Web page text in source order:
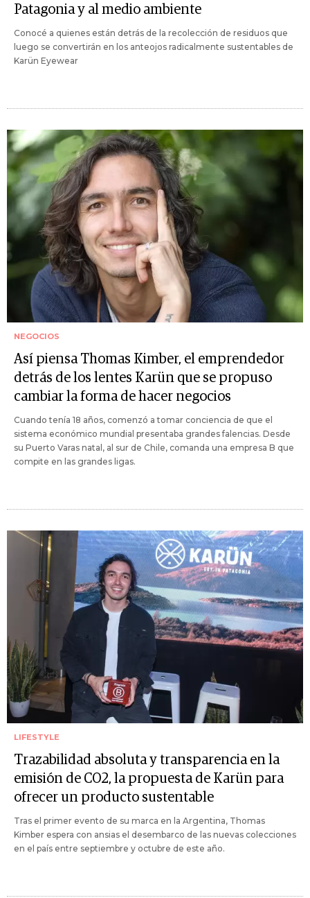
Patagonia y al medio ambiente
Conocé a quienes están detrás de la recolección de residuos que
luego se convertirán en los anteojos radicalmente sustentables de
Karün Eyewear
NEGOCIOS
Así piensa Thomas Kimber, el emprendedor
detrás de los lentes Karün que se propuso
cambiar la forma de hacer negocios
Cuando tenía 18 años, comenzó a tomar conciencia de que el
sistema económico mundial presentaba grandes falencias. Desde
su Puerto Varas natal, al sur de Chile, comanda una empresa B que
compite en las grandes ligas.
LIFESTYLE
Trazabilidad absoluta y transparencia en la
emisión de CO2, la propuesta de Karün para
ofrecer un producto sustentable
Tras el primer evento de su marca en la Argentina, Thomas
Kimber espera con ansias el desembarco de las nuevas colecciones
en el país entre septiembre y octubre de este año.